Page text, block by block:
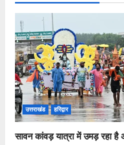
उत्तराखंड हरिद्वार
सावन कांवड़ यात्रा में उमड़ रहा